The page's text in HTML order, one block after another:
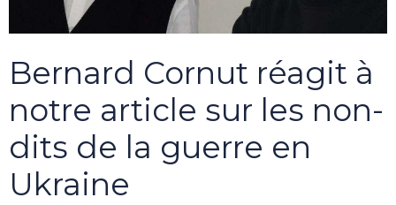
Bernard Cornut réagit à
notre article sur les non-
dits de la guerre en
Ukraine